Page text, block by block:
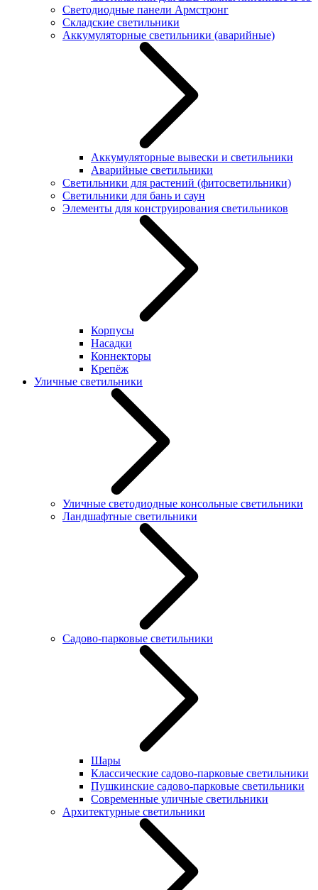
Светодиодные панели Армстронг
Складские светильники
Аккумуляторные светильники (аварийные)
Аккумуляторные вывески и светильники
Аварийные светильники
Светильники для растений (фитосветильники)
Светильники для бань и саун
Элементы для конструирования светильников
Корпусы
Насадки
Коннекторы
Крепёж
Уличные светильники
Уличные светодиодные консольные светильники
Ландшафтные светильники
Садово-парковые светильники
Шары
Классические садово-парковые светильники
Пушкинские садово-парковые светильники
Современные уличные светильники
Архитектурные светильники